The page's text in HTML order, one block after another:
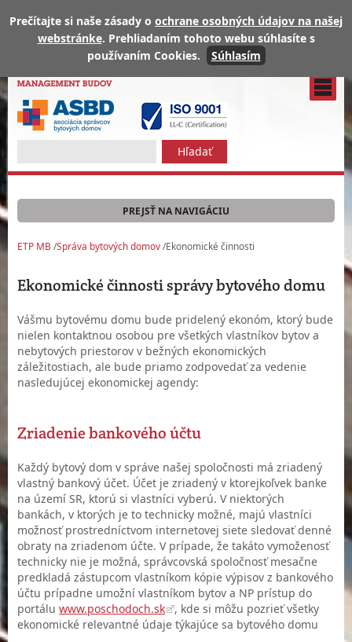
Bývanie bez starostí
- bývanie s nami
PREJSŤ NA NAVIGÁCIU
ETP MB /Správa bytových domov/Ekonomické činnosti
Ekonomické činnosti správy bytového domu
Vášmu bytovému domu bude pridelený ekonóm, ktorý bude
nielen kontaktnou osobou pre všetkých vlastníkov bytov a
nebytových priestorov v bežných ekonomických
záležitostiach, ale bude priamo zodpovedať za vedenie
nasledujúcej ekonomickej agendy:
Zriadenie bankového účtu
Každý bytový dom v správe našej spoločnosti má zriadený
vlastný bankový účet. Účet je zriadený v ktorejkoľvek banke
na území SR, ktorú si vlastníci vyberú. V niektorých
bankách, v ktorých je to technicky možné, majú vlastníci
možnosť prostredníctvom internetovej siete sledovať denné
obraty na zriadenom účte. V prípade, že takáto vymoženosť
technicky nie je možná, správcovská spoločnosť mesačne
predkladá zástupcom vlastníkom kópie výpisov z bankového
účtu prípadne umožní vlastníkom bytov a NP prístup do
portáluwww.poschodoch.sk
, kde si môžu pozrieť všetky
ekonomické relevantné údaje týkajúce sa bytového domu
Prečítajte si naše zásady o ochrane osobných údajov na našej
webstránke. Prehliadaním tohoto webu súhlasíte s
používaním Cookies.
Súhlasím